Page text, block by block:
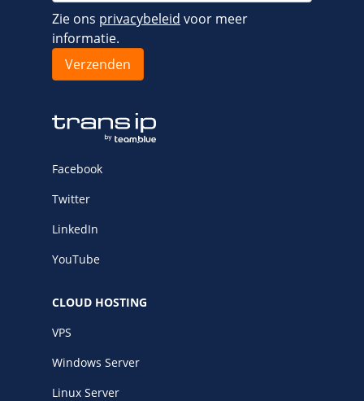
Zie ons privacybeleid voor meer
informatie.
Facebook
Twitter
LinkedIn
YouTube
CLOUD HOSTING
VPS
Windows Server
Linux Server